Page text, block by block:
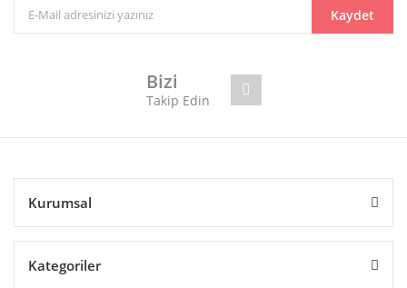
Kaydet
Bizi
Takip Edin
Kurumsal
Kategoriler